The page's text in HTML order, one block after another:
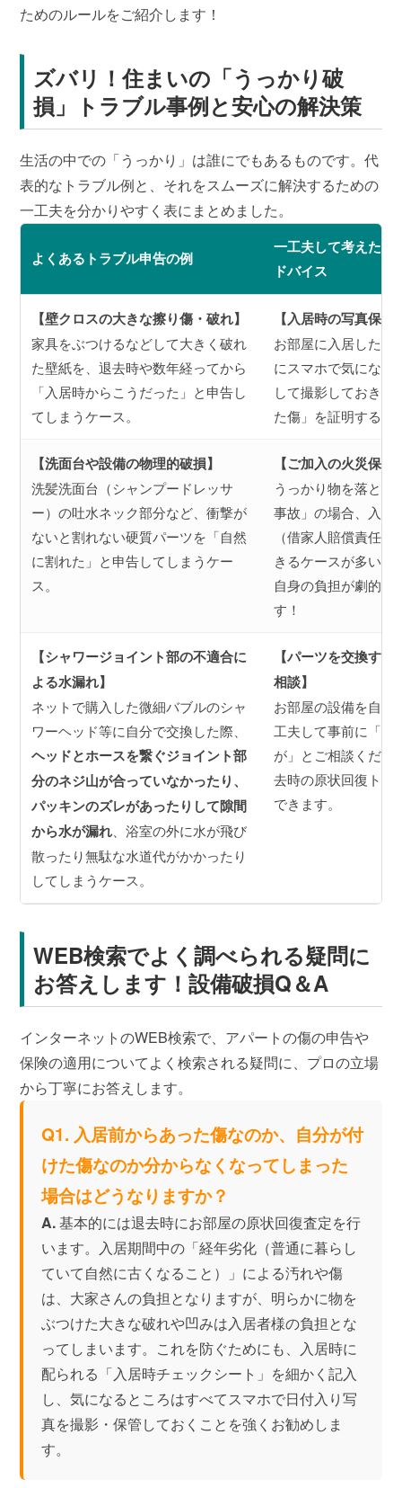
ためのルールをご紹介します！
ズバリ！住まいの「うっかり破
損」トラブル事例と安心の解決策
生活の中での「うっかり」は誰にでもあるものです。代
表的なトラブル例と、それをスムーズに解決するための
一工夫を分かりやすく表にまとめました。
よくあるトラブル申告の例
一工夫して考えたい
ドバイス
【壁クロスの大きな擦り傷・破れ】
家具をぶつけるなどして大きく破れ
た壁紙を、退去時や数年経ってから
「入居時からこうだった」と申告し
てしまうケース。
【入居時の写真保
お部屋に入居したら
にスマホで気になる
して撮影しておき
た傷」を証明する一
【洗面台や設備の物理的破損】
洗髪洗面台（シャンプードレッサ
ー）の吐水ネック部分など、衝撃が
ないと割れない硬質パーツを「自然
に割れた」と申告してしまうケー
ス。
【ご加入の火災保
うっかり物を落とし
事故」の場合、入居
（借家人賠償責任
きるケースが多いで
自身の負担が劇的に
す！
【シャワージョイント部の不適合に
よる水漏れ】
ネットで購入した微細バブルのシャ
ワーヘッド等に自分で交換した際、
ヘッドとホースを繋ぐジョイント部
分のネジ山が合っていなかったり、
パッキンのズレがあったりして隙間
から水が漏れ、浴室の外に水が飛び
散ったり無駄な水道代がかかったり
してしまうケース。
【パーツを交換す
相談】
お部屋の設備を自分
工夫して事前に「こ
が」とご相談くださ
去時の原状回復トラ
できます。
WEB検索でよく調べられる疑問に
お答えします！設備破損Q＆A
インターネットのWEB検索で、アパートの傷の申告や
保険の適用についてよく検索される疑問に、プロの立場
から丁寧にお答えします。
Q1. 入居前からあった傷なのか、自分が付
けた傷なのか分からなくなってしまった
場合はどうなりますか？
A.基本的には退去時にお部屋の原状回復査定を行
います。入居期間中の「経年劣化（普通に暮らし
ていて自然に古くなること）」による汚れや傷
は、大家さんの負担となりますが、明らかに物を
ぶつけた大きな破れや凹みは入居者様の負担とな
ってしまいます。これを防ぐためにも、入居時に
配られる「入居時チェックシート」を細かく記入
し、気になるところはすべてスマホで日付入り写
真を撮影・保管しておくことを強くお勧めしま
す。